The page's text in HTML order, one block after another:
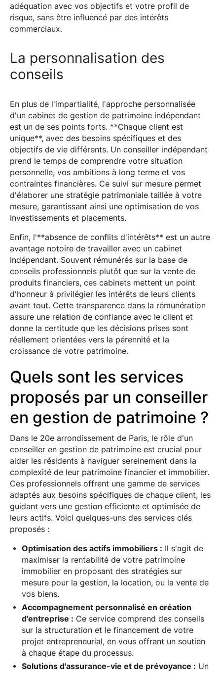
adéquation avec vos objectifs et votre profil de
risque, sans être influencé par des intérêts
commerciaux.
La personnalisation des
conseils
En plus de l'impartialité, l'approche personnalisée
d'un cabinet de gestion de patrimoine indépendant
est un de ses points forts. **Chaque client est
unique**, avec des besoins spécifiques et des
objectifs de vie différents. Un conseiller indépendant
prend le temps de comprendre votre situation
personnelle, vos ambitions à long terme et vos
contraintes financières. Ce suivi sur mesure permet
d'élaborer une stratégie patrimoniale taillée à votre
mesure, garantissant ainsi une optimisation de vos
investissements et placements.
Enfin, l'**absence de conflits d'intérêts** est un autre
avantage notoire de travailler avec un cabinet
indépendant. Souvent rémunérés sur la base de
conseils professionnels plutôt que sur la vente de
produits financiers, ces cabinets mettent un point
d'honneur à privilégier les intérêts de leurs clients
avant tout. Cette transparence dans la rémunération
assure une relation de confiance avec le client et
donne la certitude que les décisions prises sont
réellement orientées vers la pérennité et la
croissance de votre patrimoine.
Quels sont les services
proposés par un conseiller
en gestion de patrimoine ?
Dans le 20e arrondissement de Paris, le rôle d'un
conseiller en gestion de patrimoine est crucial pour
aider les résidents à naviguer sereinement dans la
complexité de leur patrimoine financier et immobilier.
Ces professionnels offrent une gamme de services
adaptés aux besoins spécifiques de chaque client, les
guidant vers une gestion efficiente et optimisée de
leurs actifs. Voici quelques-uns des services clés
proposés :
Optimisation des actifs immobiliers : Il s'agit de
maximiser la rentabilité de votre patrimoine
immobilier en proposant des stratégies sur
mesure pour la gestion, la location, ou la vente de
vos biens.
Accompagnement personnalisé en création
d'entreprise : Ce service comprend des conseils
sur la structuration et le financement de votre
projet entrepreneurial, en vous offrant un soutien
à chaque étape du processus.
Solutions d'assurance-vie et de prévoyance : Un